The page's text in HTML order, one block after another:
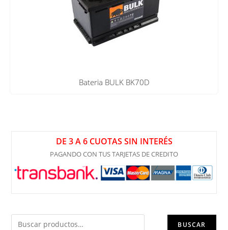
Bateria BULK BK70D
DE 3 A 6 CUOTAS SIN INTERÉS
PAGANDO CON TUS TARJETAS DE CREDITO
BUSCAR